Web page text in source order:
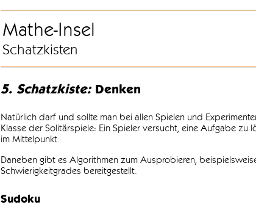
Mathe-Insel
Schatzkisten
5. Schatzkiste:Denken
Natürlich darf und sollte man bei allen Spielen und
Klasse der Solitärspiele: Ein Spieler versucht, eine Aufgabe zu
im Mittelpunkt.
Daneben gibt es Algorithmen zum Ausprobieren,
Schwierigkeitgrades bereitgestellt.
Sudoku